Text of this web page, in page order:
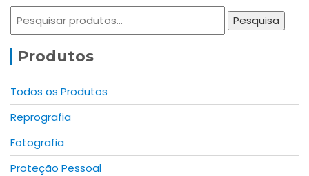
The
options
chosen
product
Pesquisar
Pesquisa
Produtos
Todos os Produtos
Reprografia
Fotografia
Proteção Pessoal